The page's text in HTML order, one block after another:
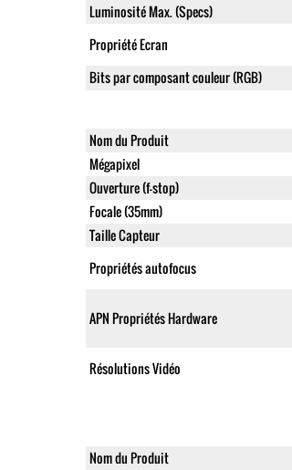
Luminosité Max. (Specs)
Propriété Ecran
Bits par composant couleur (RGB)
Nom du Produit
Mégapixel
Ouverture (f-stop)
Focale (35mm)
Taille Capteur
Propriétés autofocus
APN Propriétés Hardware
Résolutions Vidéo
Nom du Produit